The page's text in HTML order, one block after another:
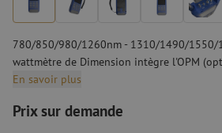
780/850/980/1260nm - 1310/1490/1550/
wattmètre de Dimension intègre l'OPM
En savoir plus
Prix sur demande